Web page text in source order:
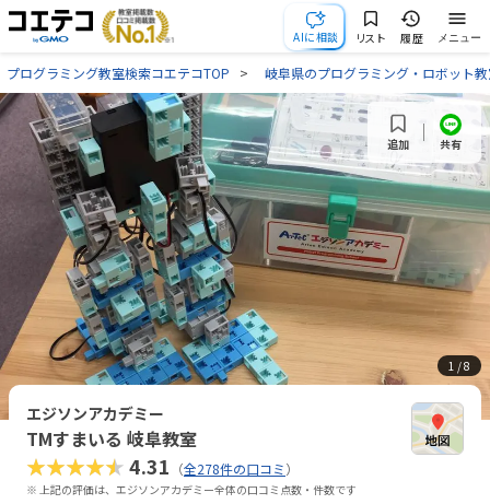
AIに相談 リスト 履歴 メニュー
プログラミング教室検索コエテコTOP 岐阜県のプログラミング・ロボット
1 / 8
追加 共有
エジソンアカデミー
TMすまいる 岐阜教室
★★★★★4.31 （全278件の口コミ）
※ 上記の評価は、エジソンアカデミー全体の口コミ点数・件数です